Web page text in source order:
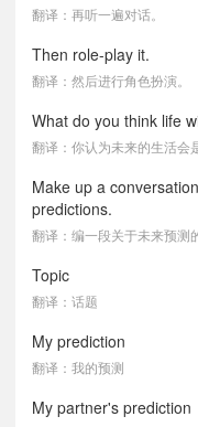
翻译：再听一遍对话。
Then role-play it.
翻译：然后进行角色扮演。
What do you think life
翻译：你认为未来的生活会
Make up a
predictions.
翻译：编一段关于未来预测
Topic
翻译：话题
My prediction
翻译：我的预测
My partner's prediction